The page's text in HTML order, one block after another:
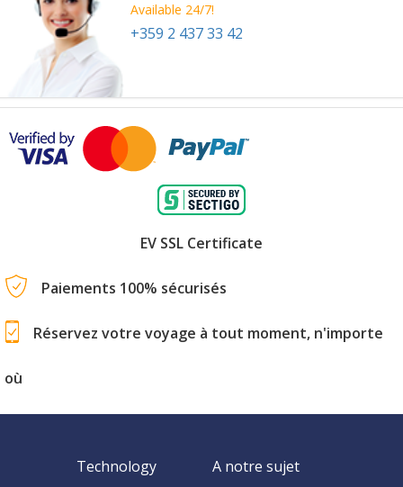
Available 24/7!
+359 2 437 33 42
EV SSL Certificate
Paiements 100% sécurisés
Réservez votre voyage à tout moment, n'importe
où
Technology A notre sujet